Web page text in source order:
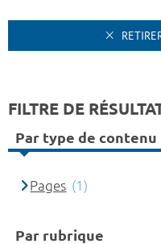
FILTRE DE
Par type de contenu
Pages (1)
Par rubrique